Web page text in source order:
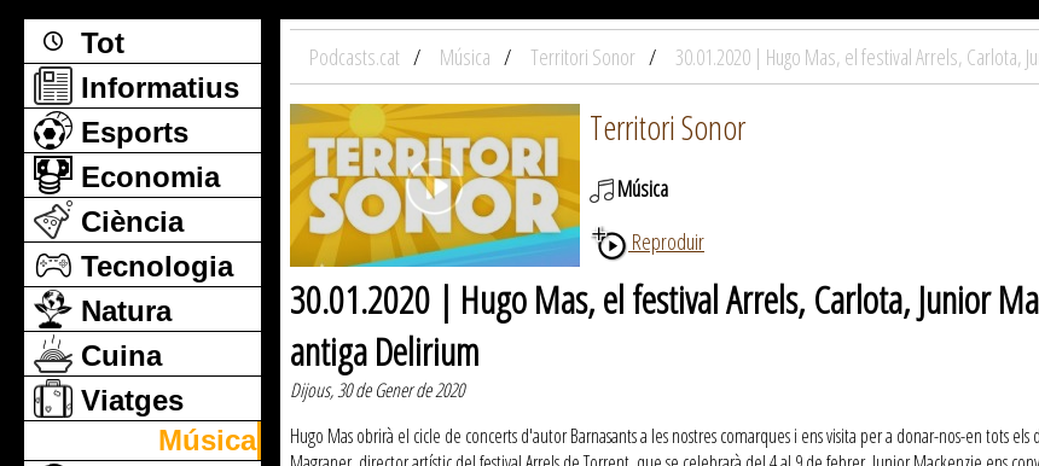
Tot
Informatius
Esports
Economia
Ciència
Tecnologia
Natura
Cuina
Viatges
Música
Podcasts.cat Música Territori Sonor 30.01.2020 | Hugo Mas, el festival Arrels, Carlota,
Territori Sonor
Música
Reproduir
30.01.2020 | Hugo Mas, el festival Arrels, Carlota, Junior
antiga Delirium
Dijous, 30 de Gener de 2020
Hugo Mas obrirà el cicle de concerts d'autor Barnasants a les nostres comarques i ens visita per a donar-nos-en tots